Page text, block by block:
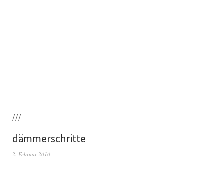
///
dämmerschritte
2. Februar 2010